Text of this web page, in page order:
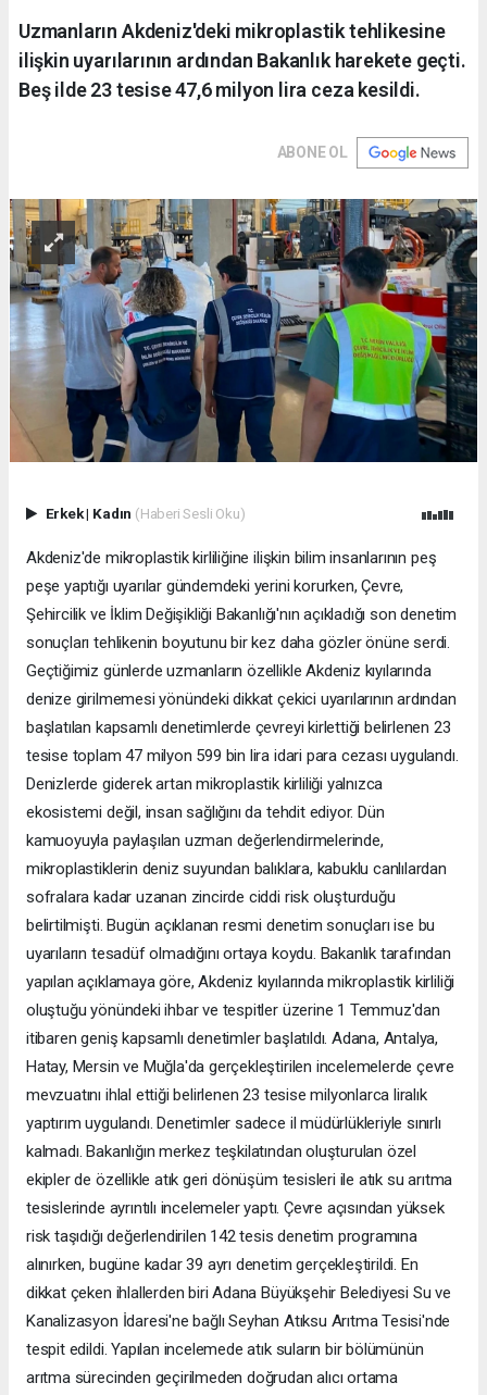
Uzmanların Akdeniz'deki mikroplastik tehlikesine
ilişkin uyarılarının ardından Bakanlık harekete geçti.
Beş ilde 23 tesise 47,6 milyon lira ceza kesildi.
ABONE OL
Erkek| Kadın (Haberi Sesli Oku)
Akdeniz'de mikroplastik kirliliğine ilişkin bilim insanlarının peş
peşe yaptığı uyarılar gündemdeki yerini korurken, Çevre,
Şehircilik ve İklim Değişikliği Bakanlığı'nın açıkladığı son denetim
sonuçları tehlikenin boyutunu bir kez daha gözler önüne serdi.
Geçtiğimiz günlerde uzmanların özellikle Akdeniz kıyılarında
denize girilmemesi yönündeki dikkat çekici uyarılarının ardından
başlatılan kapsamlı denetimlerde çevreyi kirlettiği belirlenen 23
tesise toplam 47 milyon 599 bin lira idari para cezası uygulandı.
Denizlerde giderek artan mikroplastik kirliliği yalnızca
ekosistemi değil, insan sağlığını da tehdit ediyor. Dün
kamuoyuyla paylaşılan uzman değerlendirmelerinde,
mikroplastiklerin deniz suyundan balıklara, kabuklu canlılardan
sofralara kadar uzanan zincirde ciddi risk oluşturduğu
belirtilmişti. Bugün açıklanan resmi denetim sonuçları ise bu
uyarıların tesadüf olmadığını ortaya koydu. Bakanlık tarafından
yapılan açıklamaya göre, Akdeniz kıyılarında mikroplastik kirliliği
oluştuğu yönündeki ihbar ve tespitler üzerine 1 Temmuz'dan
itibaren geniş kapsamlı denetimler başlatıldı. Adana, Antalya,
Hatay, Mersin ve Muğla'da gerçekleştirilen incelemelerde çevre
mevzuatını ihlal ettiği belirlenen 23 tesise milyonlarca liralık
yaptırım uygulandı. Denetimler sadece il müdürlükleriyle sınırlı
kalmadı. Bakanlığın merkez teşkilatından oluşturulan özel
ekipler de özellikle atık geri dönüşüm tesisleri ile atık su arıtma
tesislerinde ayrıntılı incelemeler yaptı. Çevre açısından yüksek
risk taşıdığı değerlendirilen 142 tesis denetim programına
alınırken, bugüne kadar 39 ayrı denetim gerçekleştirildi. En
dikkat çeken ihlallerden biri Adana Büyükşehir Belediyesi Su ve
Kanalizasyon İdaresi'ne bağlı Seyhan Atıksu Arıtma Tesisi'nde
tespit edildi. Yapılan incelemede atık suların bir bölümünün
arıtma sürecinden geçirilmeden doğrudan alıcı ortama